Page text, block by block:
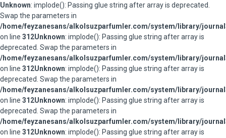
Unknown: implode(): Passing glue string after array is deprecated.
Swap the parameters in
/home/feyzanesans/alkolsuzparfumler.com/system/library/
on line 312Unknown: implode(): Passing glue string after array is
deprecated. Swap the parameters in
/home/feyzanesans/alkolsuzparfumler.com/system/library/
on line 312Unknown: implode(): Passing glue string after array is
deprecated. Swap the parameters in
/home/feyzanesans/alkolsuzparfumler.com/system/library/
on line 312Unknown: implode(): Passing glue string after array is
deprecated. Swap the parameters in
/home/feyzanesans/alkolsuzparfumler.com/system/library/
on line 312Unknown: implode(): Passing glue string after array is